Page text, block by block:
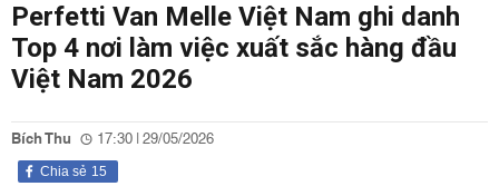
Perfetti Van Melle Việt Nam ghi danh
Top 4 nơi làm việc xuất sắc hàng đầu
Việt Nam 2026
Bích Thu 17:30 | 29/05/2026
15
Chia sẻ